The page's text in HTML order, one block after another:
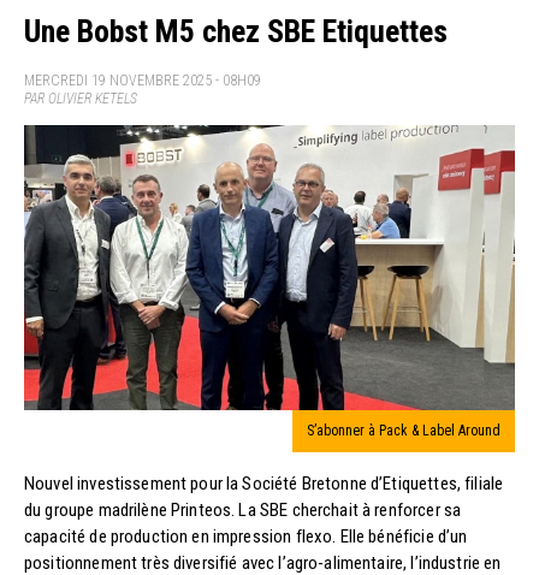
Une Bobst M5 chez SBE Etiquettes
MERCREDI 19 NOVEMBRE 2025 - 08H09
PAR OLIVIER KETELS
S’abonner à Pack & Label Around
Nouvel investissement pour la Société Bretonne d’Etiquettes, filiale
du groupe madrilène Printeos. La SBE cherchait à renforcer sa
capacité de production en impression flexo. Elle bénéficie d’un
positionnement très diversifié avec l’agro-alimentaire, l’industrie en